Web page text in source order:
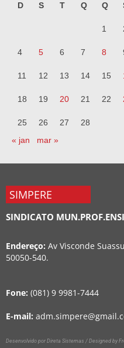
D
S T Q Q
1
4 5 6 7 8
11 12 13 14 15
18 19 20 21 22
25 26 27
28
« jan
mar »
SIMPERE
SINDICATO
Endereço: Av Visconde
50050-540.
Fone: (081) 9 9981-7444
E-mail:
Desenvolvido por Direta Sistemas / Designed by